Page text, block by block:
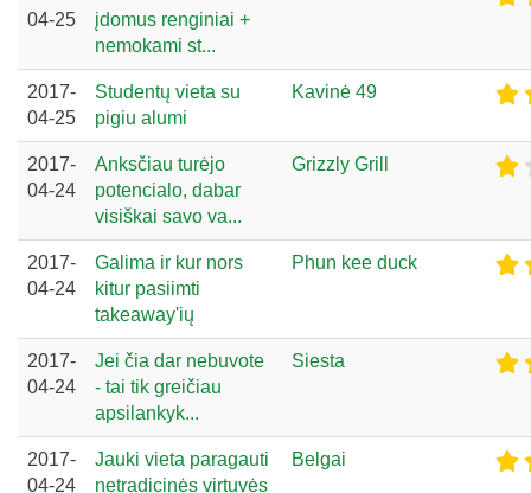
04-25
įdomus renginiai +
nemokami st...
2017-
04-25
Studentų vieta su
pigiu alumi
Kavinė 49
2017-
04-24
Anksčiau turėjo
potencialo, dabar
visiškai savo va...
Grizzly Grill
2017-
04-24
Galima ir kur nors
kitur pasiimti
takeaway'ių
Phun kee duck
2017-
04-24
Jei čia dar nebuvote
- tai tik greičiau
apsilankyk...
Siesta
2017-
04-24
Jauki vieta paragauti
netradicinės virtuvės
Belgai